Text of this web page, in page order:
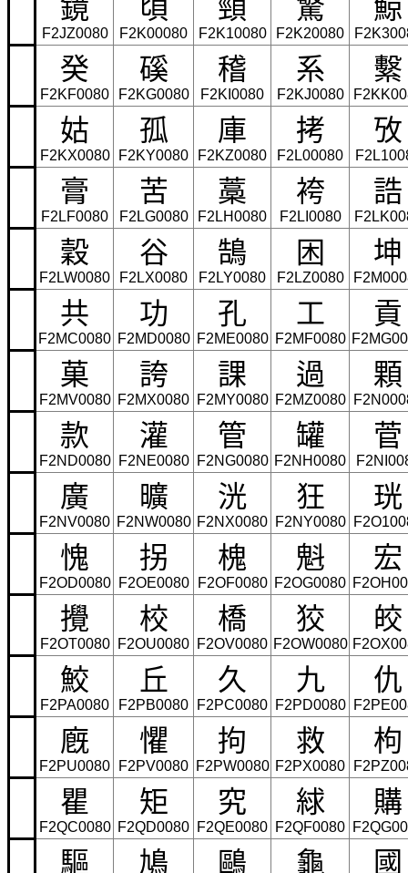
F2JZ0080 F2K00080 F2K10080 F2K20080
癸
F2KF0080
磎
F2KG0080
稽
F2KI0080
系
F2KJ0080
繫
姑
F2KX0080
孤
F2KY0080
庫
F2KZ0080
拷
F2L00080
攷
膏
F2LF0080
苦
F2LG0080
藁
F2LH0080
袴
F2LI0080
誥
穀
F2LW0080
谷
F2LX0080
鵠
F2LY0080
困
F2LZ0080
坤
共
F2MC0080
功
F2MD0080
孔
F2ME0080
工
F2MF0080
貢
菓
F2MV0080
誇
F2MX0080
課
F2MY0080
過
F2MZ0080
顆
款
F2ND0080
灌
F2NE0080
管
F2NG0080
罐
F2NH0080
菅
廣
F2NV0080
曠
F2NW0080
洸
F2NX0080
狂
F2NY0080
珖
愧
F2OD0080
拐
F2OE0080
槐
F2OF0080
魁
F2OG0080
宏
攪
F2OT0080
校
F2OU0080
橋
F2OV0080
狡
F2OW0080
皎
鮫
F2PA0080
丘
F2PB0080
久
F2PC0080
九
F2PD0080
仇
廐
F2PU0080
懼
F2PV0080
拘
F2PW0080
救
F2PX0080
枸
瞿
F2QC0080
矩
F2QD0080
究
F2QE0080
絿
F2QF0080
購
驅 鳩 鷗 龜 國